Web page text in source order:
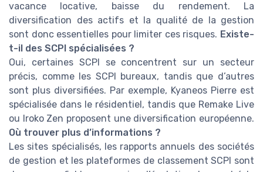
vacance locative, baisse du rendement. La
diversification des actifs et la qualité de la gestion
sont donc essentielles pour limiter ces risques. Existe-
t-il des SCPI spécialisées ?
Oui, certaines SCPI se concentrent sur un secteur
précis, comme les SCPI bureaux, tandis que d’autres
sont plus diversifiées. Par exemple, Kyaneos Pierre est
spécialisée dans le résidentiel, tandis que Remake Live
ou Iroko Zen proposent une diversification européenne.
Où trouver plus d’informations ?
Les sites spécialisés, les rapports annuels des sociétés
de gestion et les plateformes de classement SCPI sont